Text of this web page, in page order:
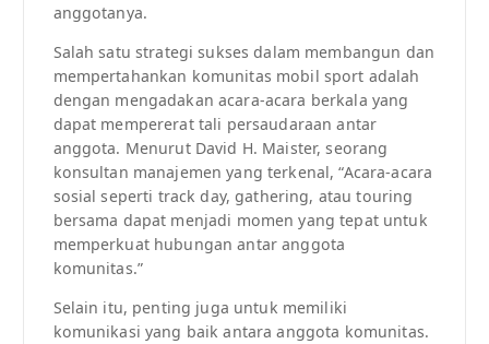
anggotanya.
Salah satu strategi sukses dalam membangun dan
mempertahankan komunitas mobil sport adalah
dengan mengadakan acara-acara berkala yang
dapat mempererat tali persaudaraan antar
anggota. Menurut David H. Maister, seorang
konsultan manajemen yang terkenal, “Acara-acara
sosial seperti track day, gathering, atau touring
bersama dapat menjadi momen yang tepat untuk
memperkuat hubungan antar anggota
komunitas.”
Selain itu, penting juga untuk memiliki
komunikasi yang baik antara anggota komunitas.